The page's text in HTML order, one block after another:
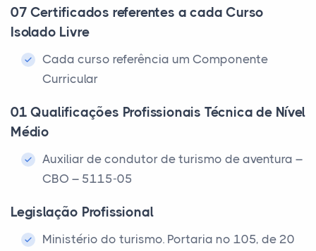
07 Certificados referentes a cada Curso
Isolado Livre
Cada curso referência um Componente
Curricular
01 Qualificações Profissionais Técnica de Nível
Médio
Auxiliar de condutor de turismo de aventura –
CBO – 5115-05
Legislação Profissional
Ministério do turismo. Portaria nº 105, de 20